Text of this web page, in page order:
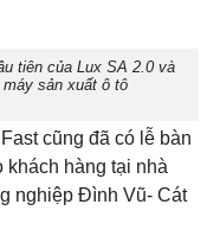
tiên của Lux SA 2.0 và
sản xuất ô tô
cũng đã có lễ bàn
khách hàng tại nhà
nghiệp Đình Vũ- Cát